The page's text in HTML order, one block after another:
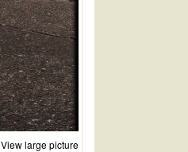
View large picture